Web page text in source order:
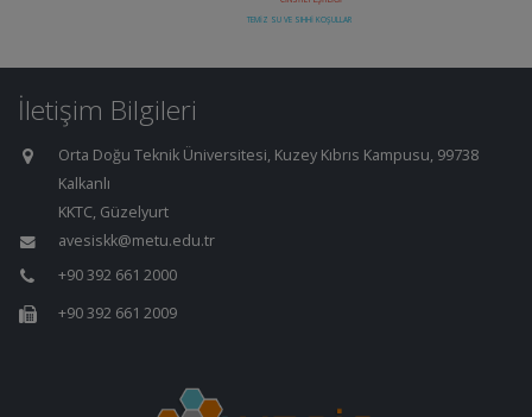
İletişim Bilgileri
Orta Doğu Teknik Üniversitesi, Kuzey Kıbrıs Kampusu, 99738
Kalkanlı
KKTC, Güzelyurt
avesiskk@metu.edu.tr
+90 392 661 2000
+90 392 661 2009